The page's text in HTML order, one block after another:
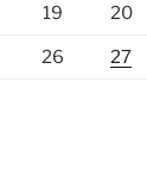
19 20
26 27